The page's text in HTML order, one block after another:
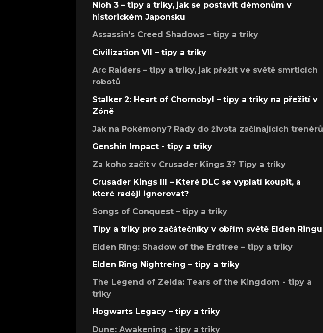
Nioh 3 – tipy a triky, jak se postavit démonům v
historickém Japonsku
Assassin's Creed Shadows – tipy a triky
Civilization VII – tipy a triky
Arc Raiders – tipy a triky, jak přežít ve světě smrtících
robotů
Stalker 2: Heart of Chornobyl – tipy a triky na přežití v
Zóně
Jak na Pokémony? Rady do života začínajících trenérů
Genshin Impact - tipy a triky
Za koho začít v Crusader Kings 3? Tipy a triky
Crusader Kings III – Které DLC se vyplatí koupit, a
které raději ignorovat?
Songs of Conquest – tipy a triky
Tipy a triky pro začátečníky v obřím světě Elden Ringu
Elden Ring: Shadow of the Erdtree – tipy a triky
Elden Ring Nightreing – tipy a triky
The Legend of Zelda: Tears of the Kingdom - tipy a
triky
Hogwarts Legacy – tipy a triky
Dune: Awakening - tipy a triky